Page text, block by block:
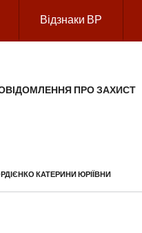
Відзнаки ВР
ПРО ЗАХИСТ
КАТЕРИНИ ЮРІЇВНИ